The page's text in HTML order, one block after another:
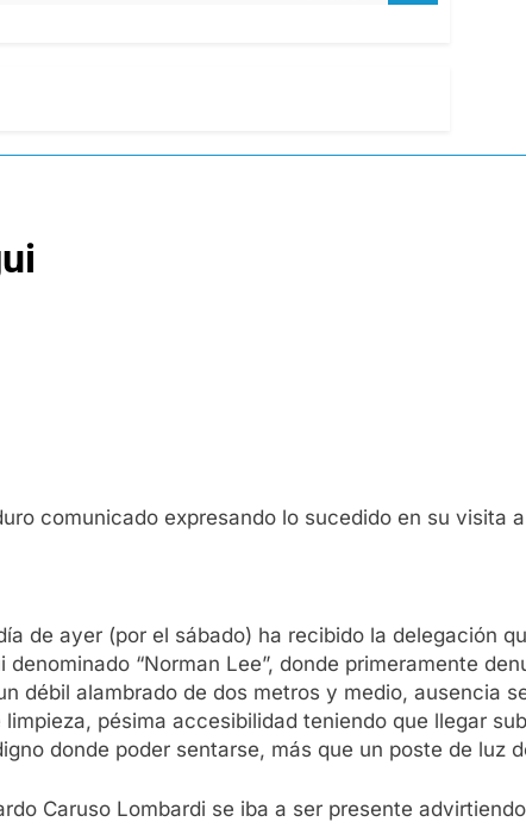
comunicado expresando lo sucedido en su visita
de ayer (por el sábado) ha recibido la delegación
“Norman Lee”, donde primeramente
débil alambrado de dos metros y medio, ausencia
pésima accesibilidad teniendo que llegar
donde poder sentarse, más que un poste de luz
Caruso Lombardi se iba a ser presente